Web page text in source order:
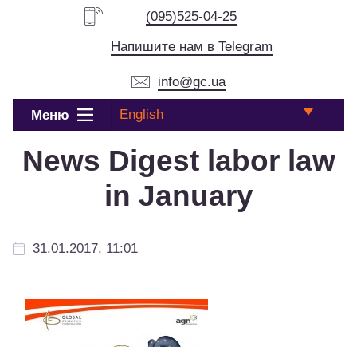
(095)525-04-25
Напишите нам в Telegram
info@gc.ua
Меню English
News Digest labor law
in January
31.01.2017, 11:01